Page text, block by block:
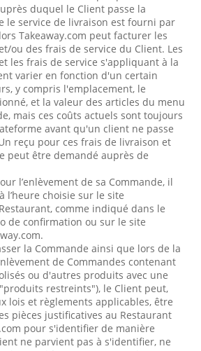
duquel le Client passe la
le service de livraison est fourni par
Takeaway.com peut facturer les
ou des frais de service du Client. Les
les frais de service s'appliquant à la
varier en fonction d'un certain
y compris l'emplacement, le
et la valeur des articles du menu
mais ces coûts actuels sont toujours
avant qu'un client ne passe
reçu pour ces frais de livraison et
peut être demandé auprès de
l’enlèvement de sa Commande, il
l’heure choisie sur le site
comme indiqué dans le
de confirmation ou sur le site
la Commande ainsi que lors de la
de Commandes contenant
ou d'autres produits avec une
restreints"), le Client peut,
lois et règlements applicables, être
pièces justificatives au Restaurant
pour s'identifier de manière
ne parvient pas à s'identifier, ne